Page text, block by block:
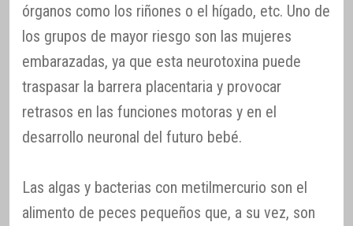
órganos como los riñones o el hígado, etc. Uno de
los grupos de mayor riesgo son las mujeres
embarazadas, ya que esta neurotoxina puede
traspasar la barrera placentaria y provocar
retrasos en las funciones motoras y en el
desarrollo neuronal del futuro bebé.
Las algas y bacterias con metilmercurio son el
alimento de peces pequeños que, a su vez, son